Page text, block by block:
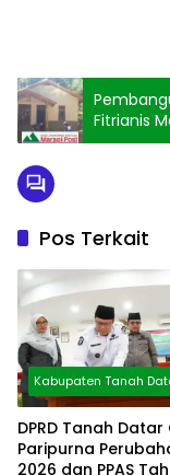
Pos Terkait
Kabupaten Tanah
DPRD Tanah Datar
Paripurna
2026 dan PPAS